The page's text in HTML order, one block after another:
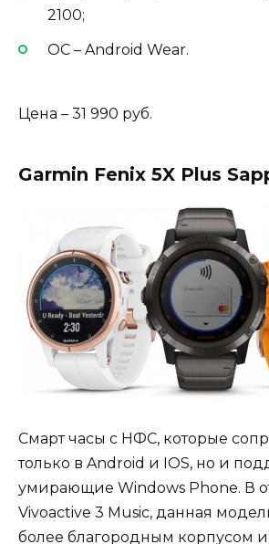
2100;
ОС – Android Wear.
Цена – 31 990 руб.
Garmin Fenix 5X Plus
Смарт часы с НФС, которые
только в Android и IOS, но и
умирающие Windows Phone. В
Vivoactive 3 Music, данная
более благородным корпусом